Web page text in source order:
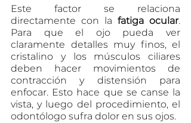
Este factor se relaciona
directamente con la fatiga ocular.
Para que el ojo pueda ver
claramente detalles muy finos, el
cristalino y los músculos ciliares
deben hacer movimientos de
contracción y distensión para
enfocar. Esto hace que se canse la
vista, y luego del procedimiento, el
odontólogo sufra dolor en sus ojos.